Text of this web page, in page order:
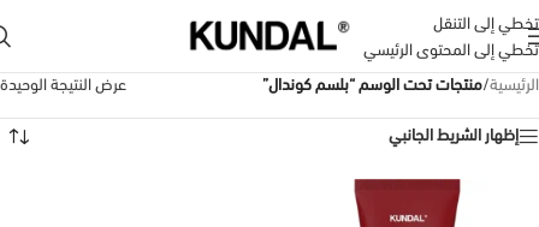
تخطي إلى التنقل
تخطي إلى المحتوى الرئيسي
الرئيسية/منتجات تحت الوسم “بلسم كوندال” عرض النتيجة الوحيدة
إظهار الشريط الجانبي